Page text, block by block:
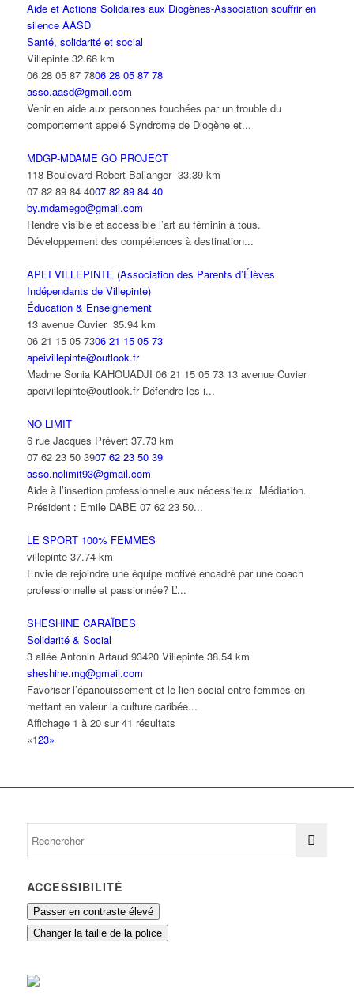
Aide et Actions Solidaires aux Diogènes-Association souffrir en
silence AASD
Santé, solidarité et social
Villepinte 32.66 km
06 28 05 87 7806 28 05 87 78
asso.aasd@gmail.com
Venir en aide aux personnes touchées par un trouble du
comportement appelé Syndrome de Diogène et...
MDGP-MDAME GO PROJECT
118 Boulevard Robert Ballanger 33.39 km
07 82 89 84 4007 82 89 84 40
by.mdamego@gmail.com
Rendre visible et accessible l’art au féminin à tous.
Développement des compétences à destination...
APEI VILLEPINTE (Association des Parents d’Élèves
Indépendants de Villepinte)
Éducation & Enseignement
13 avenue Cuvier 35.94 km
06 21 15 05 7306 21 15 05 73
apeivillepinte@outlook.fr
Madme Sonia KAHOUADJI 06 21 15 05 73 13 avenue Cuvier
apeivillepinte@outlook.fr Défendre les i...
NO LIMIT
6 rue Jacques Prévert 37.73 km
07 62 23 50 3907 62 23 50 39
asso.nolimit93@gmail.com
Aide à l’insertion professionnelle aux nécessiteux. Médiation.
Président : Emile DABE 07 62 23 50...
LE SPORT 100% FEMMES
villepinte 37.74 km
Envie de rejoindre une équipe motivé encadré par une coach
professionnelle et passionnée? L’...
SHESHINE CARAÏBES
Solidarité & Social
3 allée Antonin Artaud 93420 Villepinte 38.54 km
sheshine.mg@gmail.com
Favoriser l’épanouissement et le lien social entre femmes en
mettant en valeur la culture caribée...
Affichage 1 à 20 sur 41 résultats
«123»
ACCESSIBILITÉ
Passer en contraste élevé
Changer la taille de la police